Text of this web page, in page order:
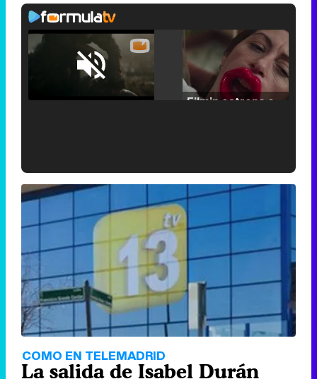
Unmute /
'120 Minutos' celebra sus 2.000 programas en Telemadrid con un vídeo del día a día en la redacción
COMO EN TELEMADRID
La salida de Isabel Durán